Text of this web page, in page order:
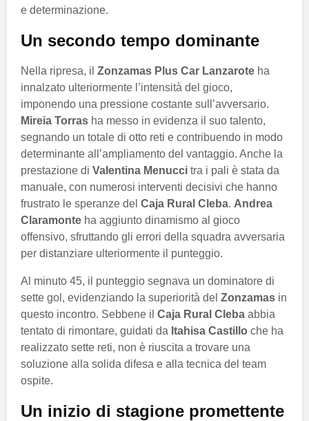
e determinazione.
Un secondo tempo dominante
Nella ripresa, il Zonzamas Plus Car Lanzarote ha
innalzato ulteriormente l’intensità del gioco,
imponendo una pressione costante sull’avversario.
Mireia Torras ha messo in evidenza il suo talento,
segnando un totale di otto reti e contribuendo in modo
determinante all’ampliamento del vantaggio. Anche la
prestazione di Valentina Menucci tra i pali è stata da
manuale, con numerosi interventi decisivi che hanno
frustrato le speranze del Caja Rural Cleba. Andrea
Claramonte ha aggiunto dinamismo al gioco
offensivo, sfruttando gli errori della squadra avversaria
per distanziare ulteriormente il punteggio.
Al minuto 45, il punteggio segnava un dominatore di
sette gol, evidenziando la superiorità del Zonzamas in
questo incontro. Sebbene il Caja Rural Cleba abbia
tentato di rimontare, guidati da Itahisa Castillo che ha
realizzato sette reti, non è riuscita a trovare una
soluzione alla solida difesa e alla tecnica del team
ospite.
Un inizio di stagione promettente